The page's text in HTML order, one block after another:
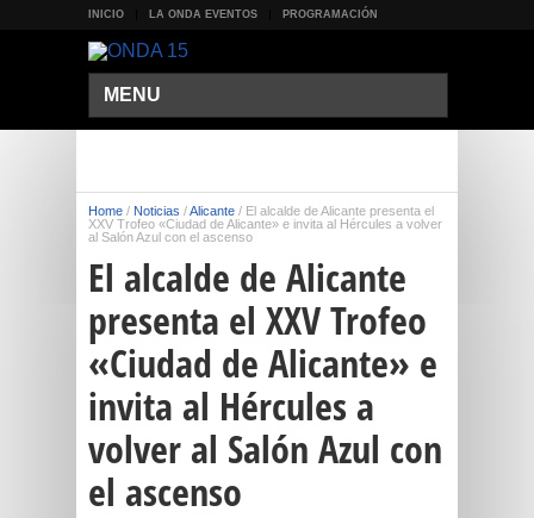
INICIO LA ONDA EVENTOS PROGRAMACIÓN
MENU
Home / Noticias /Alicante / El alcalde de Alicante presenta el
XXV Trofeo «Ciudad de Alicante» e invita al Hércules a volver
al Salón Azul con el ascenso
El alcalde de Alicante
presenta el XXV Trofeo
«Ciudad de Alicante» e
invita al Hércules a
volver al Salón Azul con
el ascenso